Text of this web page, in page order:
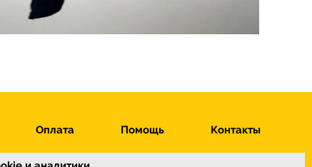
Оплата Помощь Контакты